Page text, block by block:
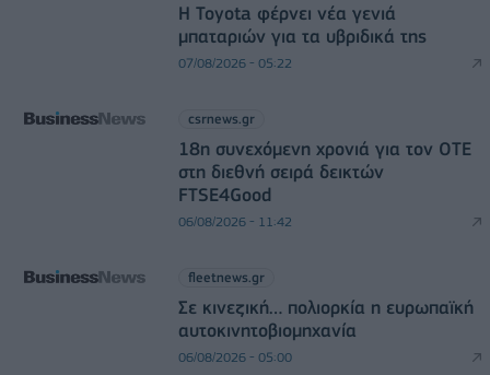
Η Toyota φέρνει νέα γενιά
μπαταριών για τα υβριδικά της
07/08/2026 - 05:22
csrnews.gr
18η συνεχόμενη χρονιά για τον ΟΤΕ
στη διεθνή σειρά δεικτών
FTSE4Good
06/08/2026 - 11:42
fleetnews.gr
Σε κινεζική… πολιορκία η ευρωπαϊκή
αυτοκινητοβιομηχανία
06/08/2026 - 05:00